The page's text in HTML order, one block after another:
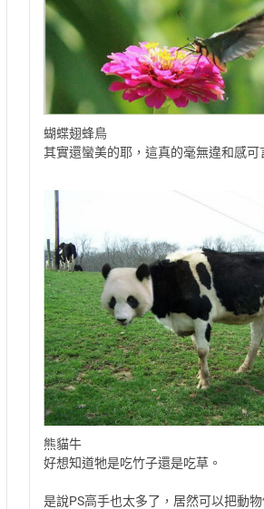
蝴蝶翅蜂鳥
其實還蠻美的耶，這真的毫無違和感可
熊貓牛
好想知道牠是吃竹子還是吃草。
是說PS高手也太多了，居然可以把動